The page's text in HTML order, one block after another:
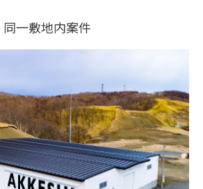
同一敷地内案件